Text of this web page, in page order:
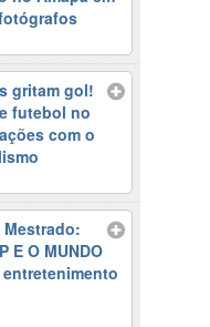
gritam gol!
futebol no
com o
Mestrado:
E O MUNDO